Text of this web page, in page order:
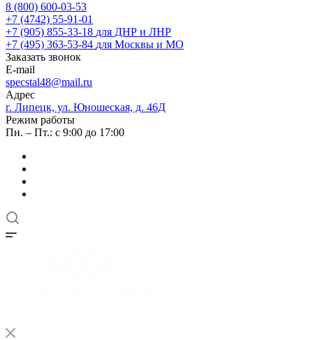
8 (800) 600-03-53
+7 (4742) 55-91-01
+7 (905) 855-33-18 для ДНР и ЛНР
+7 (495) 363-53-84 для Москвы и МО
Заказать звонок
E-mail
specstal48@mail.ru
Адрес
г. Липецк, ул. Юношеская, д. 46Д
Режим работы
Пн. – Пт.: с 9:00 до 17:00